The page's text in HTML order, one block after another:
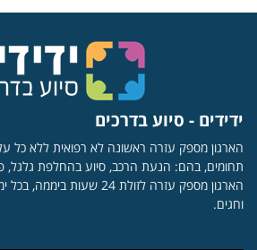
ידידים - סיוע בדרכים
הארגון מספק עזרה ראשונה לא רפואית ללא כל
תחומים, בהם: הנעת הרכב, סיוע בהחלפת גלגל,
הארגון מספק עזרה לזולת 24
וחגים.